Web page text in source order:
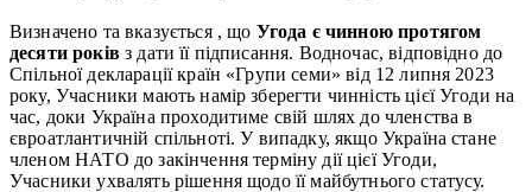
Визначено та вказується , що Угода є чинною протягом
десяти роківз дати її підписання. Водночас, відповідно до
Спільної декларації країн «Групи семи» від 12 липня 2023
року, Учасники мають намір зберегти чинність цієї Угоди на
час, доки Україна проходитиме свій шлях до членства в
євроатлантичній спільноті. У випадку, якщо Україна стане
членом НАТО до закінчення терміну дії цієї Угоди,
Учасники ухвалять рішення щодо її майбутнього статусу.